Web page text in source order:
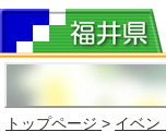
トップページ > イベン